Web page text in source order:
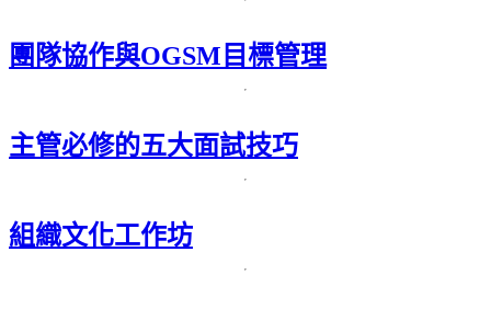
團隊協作與OGSM目標管理
主管必修的五大面試技巧
組織文化工作坊